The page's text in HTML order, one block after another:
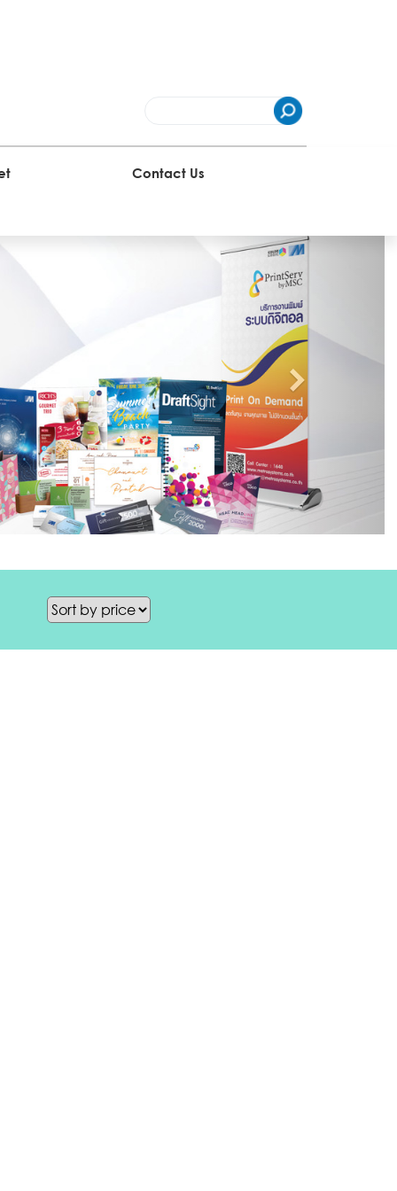
Contact Us